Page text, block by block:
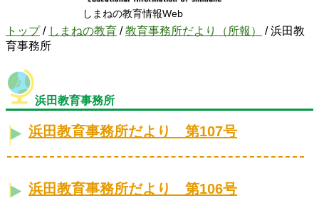
しまねの教育情報Web
現
在
位
置：
トップ/ しまねの教育 /教育事務所だより（所報） /浜田教
育事務所
浜田教育事務所
浜田教育事務所だより 第107号
浜田教育事務所だより 第106号